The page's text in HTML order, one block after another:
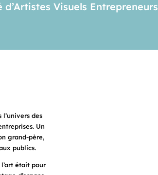
Visuels Entrepreneurs
l’univers des
Un
grand-père,
publics.
était pour